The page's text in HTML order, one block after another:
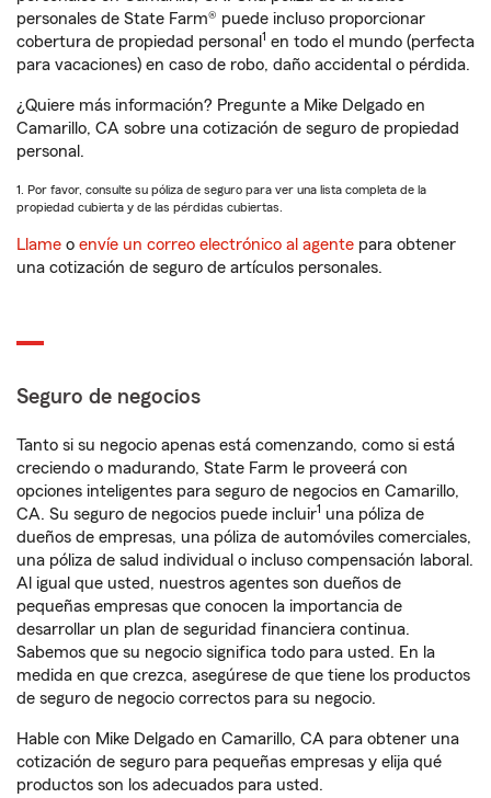
personales de State Farm® puede incluso proporcionar
cobertura de propiedad personal 1 en todo el mundo (perfecta
para vacaciones) en caso de robo, daño accidental o pérdida.
¿Quiere más información? Pregunte a Mike Delgado en
Camarillo, CA sobre una cotización de seguro de propiedad
personal.
1. Por favor, consulte su póliza de seguro para ver una lista completa de la
propiedad cubierta y de las pérdidas cubiertas.
Llame o envíe un correo electrónico al agente para obtener
una cotización de seguro de artículos personales.
Seguro de negocios
Tanto si su negocio apenas está comenzando, como si está
creciendo o madurando, State Farm le proveerá con
opciones inteligentes para seguro de negocios en Camarillo,
CA. Su seguro de negocios puede incluir1 una póliza de
dueños de empresas, una póliza de automóviles comerciales,
una póliza de salud individual o incluso compensación laboral.
Al igual que usted, nuestros agentes son dueños de
pequeñas empresas que conocen la importancia de
desarrollar un plan de seguridad financiera continua.
Sabemos que su negocio significa todo para usted. En la
medida en que crezca, asegúrese de que tiene los productos
de seguro de negocio correctos para su negocio.
Hable con Mike Delgado en Camarillo, CA para obtener una
cotización de seguro para pequeñas empresas y elija qué
productos son los adecuados para usted.